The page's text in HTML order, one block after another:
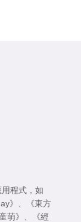
程式，如
》
《東方
萌》
《經